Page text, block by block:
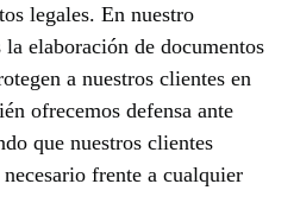
legales. En nuestro
la elaboración de documentos
a nuestros clientes en
ofrecemos defensa ante
que nuestros clientes
frente a cualquier